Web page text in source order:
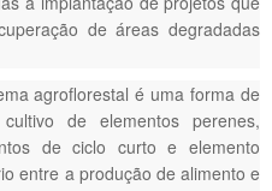
de áreas degradadas
agroflorestal é uma forma de
de elementos perenes,
de ciclo curto e elemento
entre a produção de alimento e